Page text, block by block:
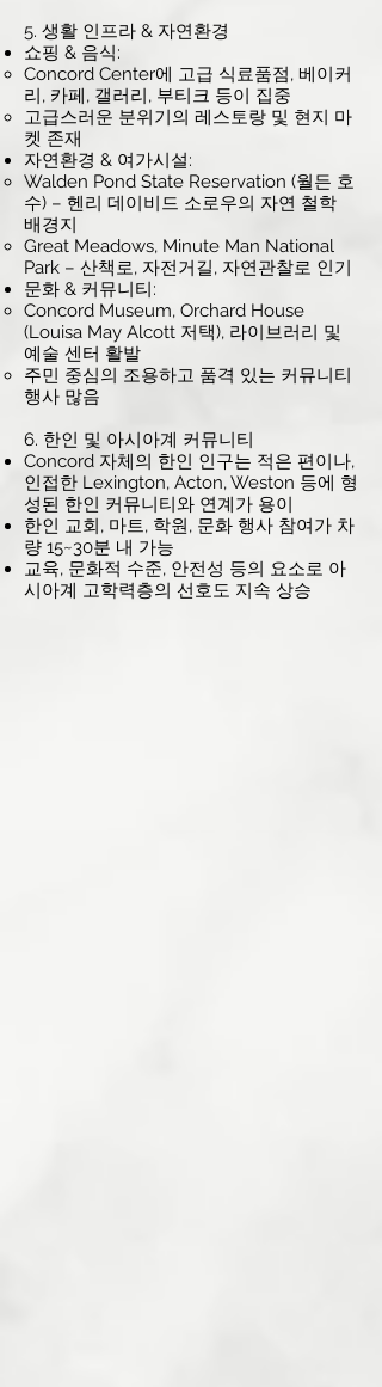
5. 생활 인프라 & 자연환경
쇼핑 & 음식:
Concord Center에 고급 식료품점, 베이커
리, 카페, 갤러리, 부티크 등이 집중
고급스러운 분위기의 레스토랑 및 현지 마
켓 존재
자연환경 & 여가시설:
Walden Pond State Reservation (월든 호
수) – 헨리 데이비드 소로우의 자연 철학
배경지
Great Meadows, Minute Man National
Park – 산책로, 자전거길, 자연관찰로 인기
문화 & 커뮤니티:
Concord Museum, Orchard House
(Louisa May Alcott 저택), 라이브러리 및
예술 센터 활발
주민 중심의 조용하고 품격 있는 커뮤니티
행사 많음
6. 한인 및 아시아계 커뮤니티
Concord 자체의 한인 인구는 적은 편이나,
인접한 Lexington, Acton, Weston 등에 형
성된 한인 커뮤니티와 연계가 용이
한인 교회, 마트, 학원, 문화 행사 참여가 차
량 15~30분 내 가능
교육, 문화적 수준, 안전성 등의 요소로 아
시아계 고학력층의 선호도 지속 상승